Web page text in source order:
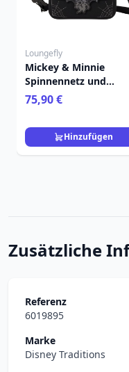
Loungefly
Mickey & Minnie
Spinnennetz und
Fledermäuse
Umhängetasche -
75,90 €
Hinzufügen
Zusätzliche
Referenz
6019895
Marke
Disney Traditions